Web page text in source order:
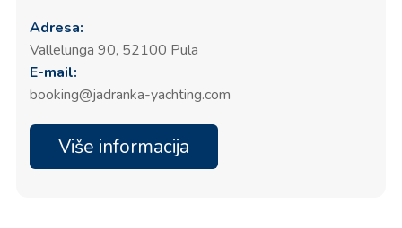
pozicija štiti je od otvorenog mora, pružajući
sigurne i mirne uvjete za privez jahti i manjih
brodova tijekom cijele godine. Bilo da ste u
prolazu ili planirate duže jedrenje, Marina
mornari i putnici očekuju od moderne, potpuno
opremljene marine.
Adresa:
Vallelunga 90, 52100 Pula
E-mail:
booking@jadranka-yachting.com
Više informacija